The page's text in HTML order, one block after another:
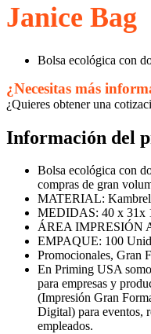
Janice Bag
Bolsa ecológica con
¿Necesitas más
¿Quieres obtener una
Información del
Bolsa ecológica con
compras de gran
MATERIAL: Kambrel
MEDIDAS: 40 x 31x
ÁREA IMPRESIÓN
EMPAQUE: 100
Promocionales, Gran
En Priming USA
para empresas y
(Impresión Gran
Digital) para eventos,
empleados.